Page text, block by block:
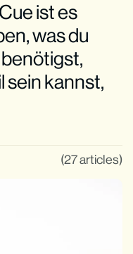
ist es
was du
sein kannst,
(27 articles)